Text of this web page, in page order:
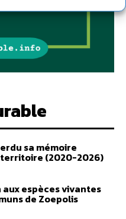
sa mémoire
(2020-2026)
espèces vivantes
de Zoepolis